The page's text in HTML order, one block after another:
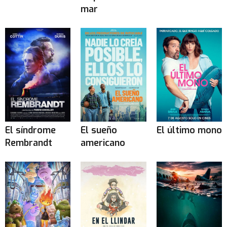
mar
El síndrome
Rembrandt
El sueño
americano
El último mono